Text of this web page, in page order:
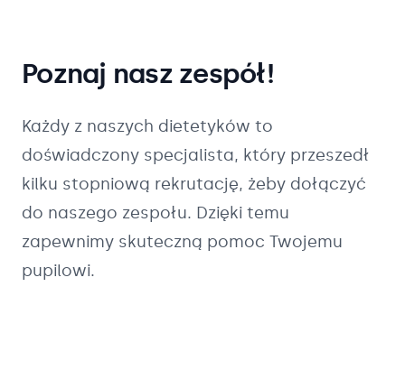
Poznaj nasz zespół!
Każdy z naszych dietetyków to
doświadczony specjalista, który przeszedł
kilku stopniową rekrutację, żeby dołączyć
do naszego zespołu. Dzięki temu
zapewnimy skuteczną pomoc Twojemu
pupilowi.